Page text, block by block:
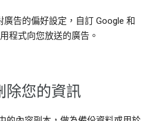
廣告的偏好設定，自訂 Google 和
程式向您放送的廣告。
除您的資訊